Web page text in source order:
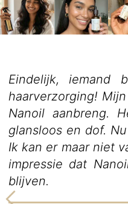
Eindelijk, iemand
haarverzorging!
Nanoil aanbreng.
glansloos en dof.
Ik kan er maar niet
impressie dat
blijven.